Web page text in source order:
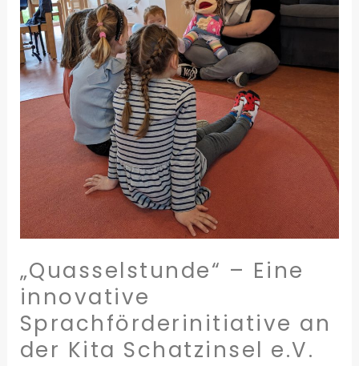
„Quasselstunde“ – Eine
innovative
Sprachförderinitiative an
der Kita Schatzinsel e.V.
Sprachförderinitiative
an
der
Kita
Schatzinsel
e.V.